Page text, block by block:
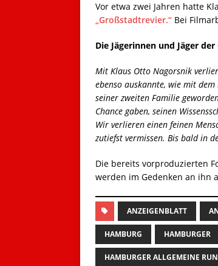
Vor etwa zwei Jahren hatte
„Großstadtrevier.“ Bei
Die Jägerinnen und Jäger
Mit Klaus Otto Nagorsnik
ebenso auskannte, wie mit dem
seiner zweiten Familie
Chance gaben, seinen
Wir verlieren einen feinen
zutiefst vermissen. Bis bald in
Die bereits vorproduzierten
werden im Gedenken an ihn
ANZEIGENBLATT
HAMBURG HAMBURGER
HAMBURGER ALLGEMEINE